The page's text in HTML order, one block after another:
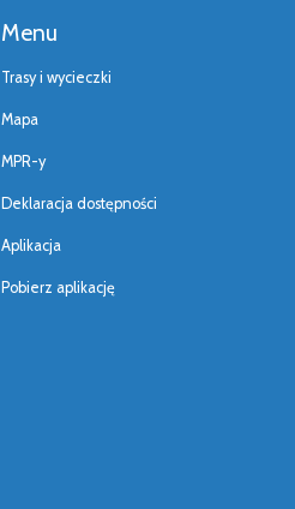
Menu
Trasy i wycieczki
Mapa
MPR-y
Deklaracja dostępności
Aplikacja
Pobierz aplikację